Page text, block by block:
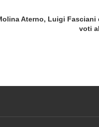
Aterno, Luigi
voti